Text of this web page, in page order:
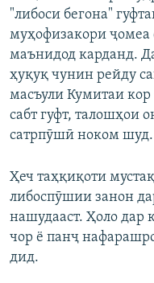
"либоси бегона"
муҳофизакори ҷомеа
маънидод карданд.
ҳуқуқ чунин рейду
масъули Кумитаи кор
сабт гуфт, талошҳои
сатрпӯшӣ ноком шуд.
Ҳеч таҳқиқоти
либоспӯшии занон
нашудааст. Ҳоло дар
чор ё панҷ
дид.